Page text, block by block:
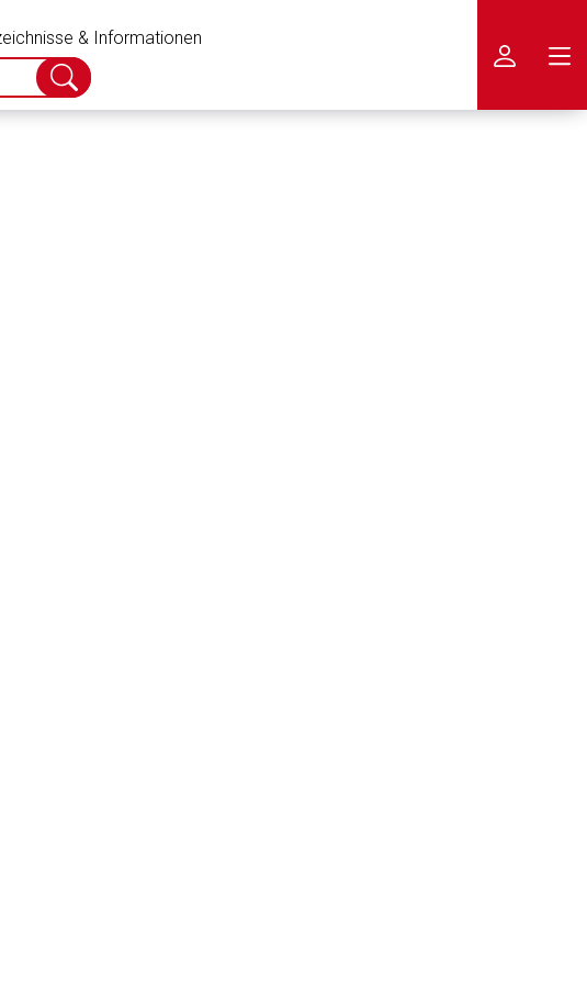
& Informationen
Suche
abschicken
der externen Web-Seite ist deren